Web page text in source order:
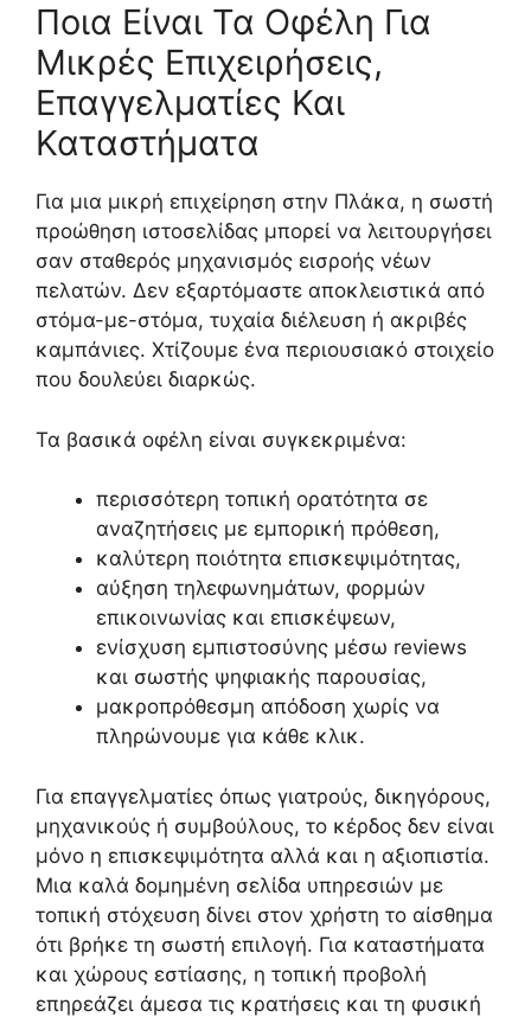
Ποια Είναι Τα Οφέλη Για
Μικρές Επιχειρήσεις,
Επαγγελματίες Και
Καταστήματα
Για μια μικρή επιχείρηση στην Πλάκα, η σωστή
προώθηση ιστοσελίδας μπορεί να λειτουργήσει
σαν σταθερός μηχανισμός εισροής νέων
πελατών. Δεν εξαρτόμαστε αποκλειστικά από
στόμα-με-στόμα, τυχαία διέλευση ή ακριβές
καμπάνιες. Χτίζουμε ένα περιουσιακό στοιχείο
που δουλεύει διαρκώς.
Τα βασικά οφέλη είναι συγκεκριμένα:
περισσότερη τοπική ορατότητα σε
αναζητήσεις με εμπορική πρόθεση,
καλύτερη ποιότητα επισκεψιμότητας,
αύξηση τηλεφωνημάτων, φορμών
επικοινωνίας και επισκέψεων,
ενίσχυση εμπιστοσύνης μέσω reviews
και σωστής ψηφιακής παρουσίας,
μακροπρόθεσμη απόδοση χωρίς να
πληρώνουμε για κάθε κλικ.
Για επαγγελματίες όπως γιατρούς, δικηγόρους,
μηχανικούς ή συμβούλους, το κέρδος δεν είναι
μόνο η επισκεψιμότητα αλλά και η αξιοπιστία.
Μια καλά δομημένη σελίδα υπηρεσιών με
τοπική στόχευση δίνει στον χρήστη το αίσθημα
ότι βρήκε τη σωστή επιλογή. Για καταστήματα
και χώρους εστίασης, η τοπική προβολή
επηρεάζει άμεσα τις κρατήσεις και τη φυσική